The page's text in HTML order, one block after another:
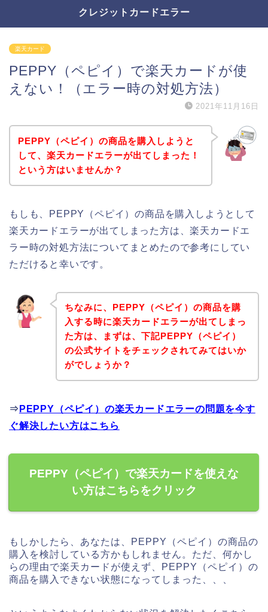
クレジットカードエラー
楽天カード
PEPPY（ペピイ）で楽天カードが使
えない！（エラー時の対処方法）
2021年11月16日
PEPPY（ペピイ）の商品を購入しようと
して、楽天カードエラーが出てしまった！
という方はいませんか？
もしも、PEPPY（ペピイ）の商品を購入しようとして
楽天カードエラーが出てしまった方は、楽天カードエ
ラー時の対処方法についてまとめたので参考にしてい
ただけると幸いです。
ちなみに、PEPPY（ペピイ）の商品を購
入する時に楽天カードエラーが出てしまっ
た方は、まずは、下記PEPPY（ペピイ）
の公式サイトをチェックされてみてはいか
がでしょうか？
⇒ PEPPY（ペピイ）の楽天カードエラーの問題を今す
ぐ解決したい方はこちら
PEPPY（ペピイ）で楽天カードを使えな
い方はこちらをクリック
もしかしたら、あなたは、PEPPY（ペピイ）の商品の
購入を検討している方かもしれません。ただ、何かし
らの理由で楽天カードが使えず、PEPPY（ペピイ）の
商品を購入できない状態になってしまった、、、